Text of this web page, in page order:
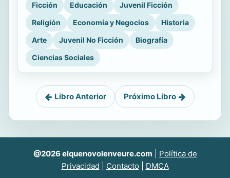
Ficción Educación
Juvenil Ficción
Religión
Economía y Negocios
Historia
Arte
Juvenil No Ficción
Biografía
Ciencias Sociales
Libro Anterior Próximo Libro
@2026 elquenovolenveure.com
Política de
Privacidad
Contacto DMCA